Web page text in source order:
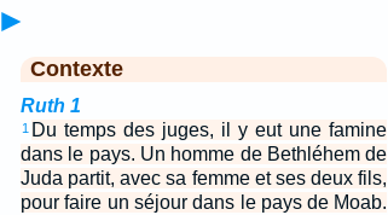
►
Contexte
Ruth 1
1 Du temps des juges, il y eut une famine
dans le pays. Un homme de Bethléhem de
Juda partit, avec sa femme et ses deux fils,
pour faire un séjour dans le pays de Moab.